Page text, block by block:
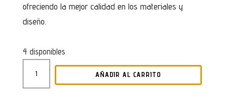
ofreciendo la mejor calidad en los materiales y
diseño.
4 disponibles
AÑADIR AL CARRITO